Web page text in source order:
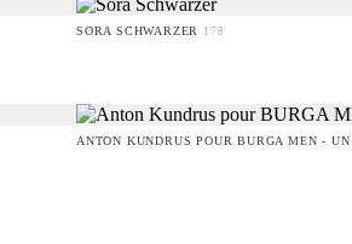
SORA SCHWARZER 178
ANTON KUNDRUS POUR BURGA MEN -